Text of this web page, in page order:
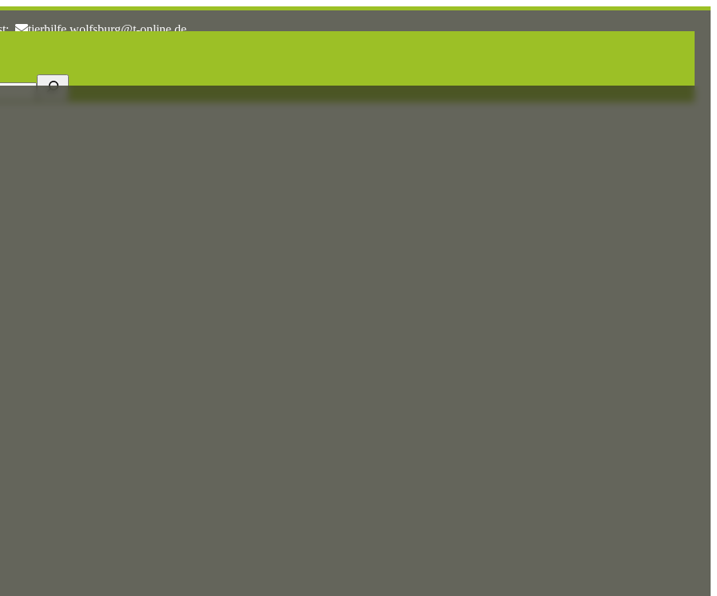
tierhilfe.wolfsburg@t-online.de